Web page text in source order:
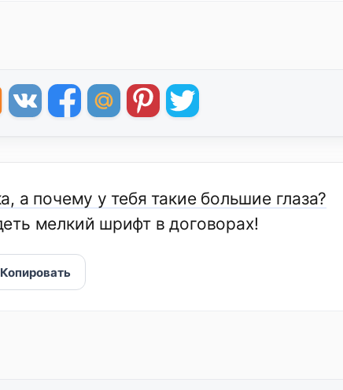
а почему у тебя такие большие глаза?
мелкий шрифт в договорах!
Копировать